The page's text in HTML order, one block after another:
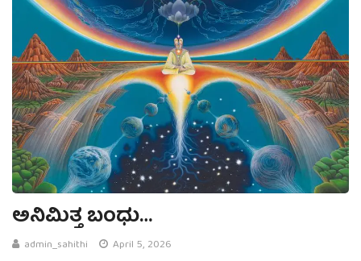
ಅನಿಮಿತ್ತ ಬಂಧು…
admin_sahithi April 5, 2026